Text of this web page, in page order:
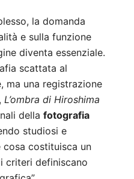
la domanda
e sulla funzione
diventa essenziale.
scattata al
ma una registrazione
L’ombra di Hiroshima
della fotografia
studiosi e
costituisca un
criteri definiscano